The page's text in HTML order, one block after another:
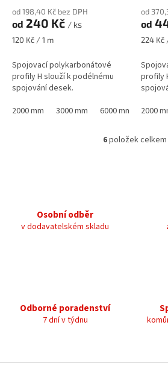
od 198,40 Kč bez DPH
od 240 Kč / ks
Měrná
120 Kč / 1 m
Spojovací polykarbonátové
profily H slouží k podélnému
spojování desek.
2000 mm
3000 mm 6000 mm
od
od
Měrná
224 Kč
profily
2000
O
6položek celkem
Osobní odběr
v dodavatelském skladu
Odborné poradenství
7 dní v týdnu